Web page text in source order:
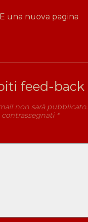
una nuova pagina
feed-back
non sarà pubblicato.
*